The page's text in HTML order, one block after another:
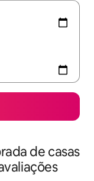
de casas